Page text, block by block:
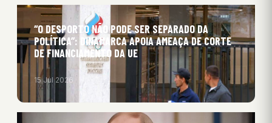
“O DESPORTO NÃO PODE SER SEPARADO DA
POLÍTICA”: DINAMARCA APOIA AMEAÇA DE CORTE
DE FINANCIAMENTO DA UE
15 Jul 2026